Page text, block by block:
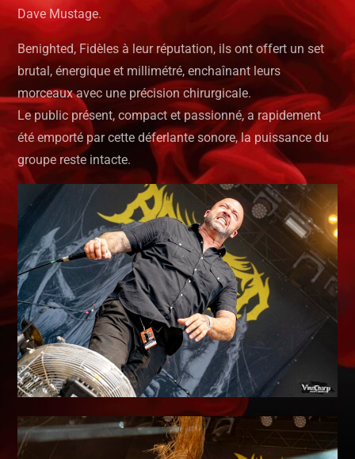
Dave Mustage.
Benighted, Fidèles à leur réputation, ils ont offert un set
brutal, énergique et millimétré, enchaînant leurs
morceaux avec une précision chirurgicale.
Le public présent, compact et passionné, a rapidement
été emporté par cette déferlante sonore, la puissance du
groupe reste intacte.